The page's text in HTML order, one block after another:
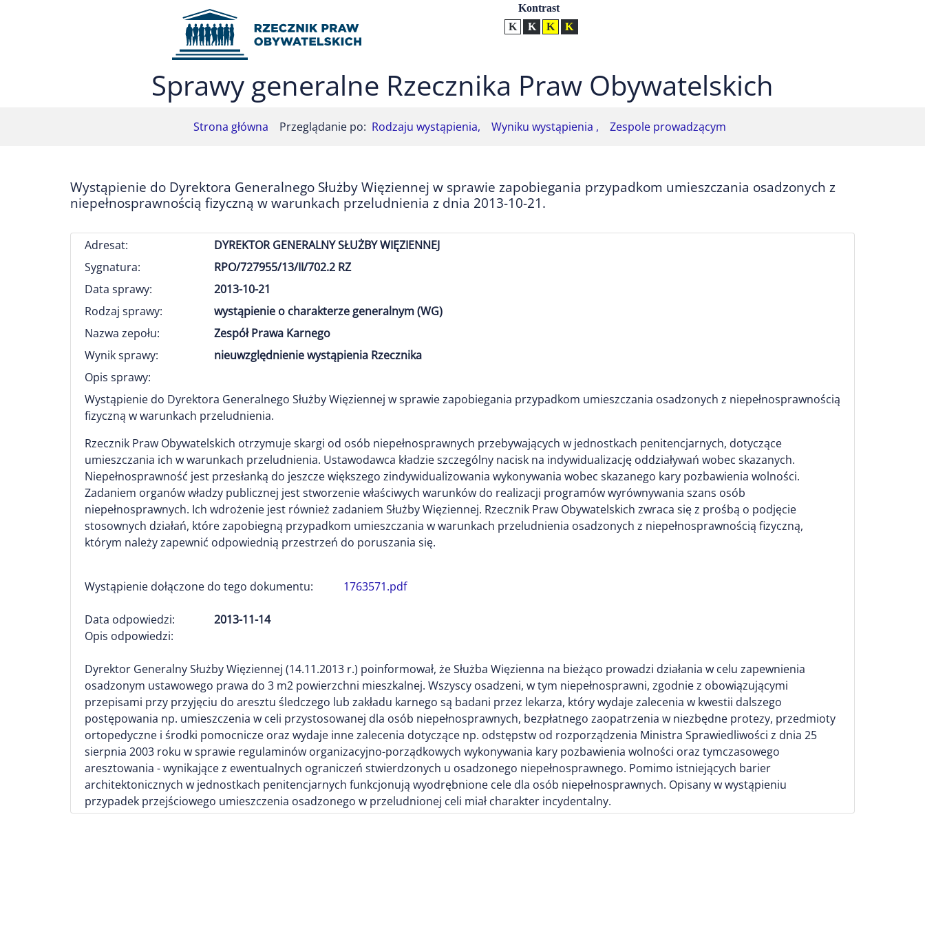
Przejdź do menu głównego (nacisnij Enter)
Przejdź do mapy serwisu (nacisnij Enter) UstawieniaKontrast
Kontrast normalny
Kontrast biały tekst na czarnym
Kontrast czarny tekst na żółtym
Sprawy generalne Rzecznika Praw Obywatelskich
Strona główna Przeglądanie po: Rodzaju wystąpienia, Wyniku wystąpienia , Zespole prowadzącym
Wystąpienie do Dyrektora Generalnego Służby Więziennej w sprawie zapobiegania przypadkom umieszczania osadzonych z
niepełnosprawnością fizyczną w warunkach przeludnienia z dnia 2013-10-21.
Adresat:
DYREKTOR GENERALNY SŁUŻBY WIĘZIENNEJ
Sygnatura:
RPO/727955/13/II/702.2 RZ
Data sprawy:
2013-10-21
Rodzaj sprawy:
wystąpienie o charakterze generalnym (WG)
Nazwa zepołu:
Zespół Prawa Karnego
Wynik sprawy:
nieuwzględnienie wystąpienia Rzecznika
Opis sprawy:
Wystąpienie do Dyrektora Generalnego Służby Więziennej w sprawie zapobiegania przypadkom umieszczania osadzonych z niepełnosprawnością
fizyczną w warunkach przeludnienia.
Rzecznik Praw Obywatelskich otrzymuje skargi od osób niepełnosprawnych przebywających w jednostkach penitencjarnych, dotyczące
umieszczania ich w warunkach przeludnienia. Ustawodawca kładzie szczególny nacisk na indywidualizację oddziaływań wobec skazanych.
Niepełnosprawność jest przesłanką do jeszcze większego zindywidualizowania wykonywania wobec skazanego kary pozbawienia wolności.
Zadaniem organów władzy publicznej jest stworzenie właściwych warunków do realizacji programów wyrównywania szans osób
niepełnosprawnych. Ich wdrożenie jest również zadaniem Służby Więziennej. Rzecznik Praw Obywatelskich zwraca się z prośbą o podjęcie
stosownych działań, które zapobiegną przypadkom umieszczania w warunkach przeludnienia osadzonych z niepełnosprawnością fizyczną,
którym należy zapewnić odpowiednią przestrzeń do poruszania się.
Wystąpienie dołączone do tego dokumentu: 1763571.pdf
Data odpowiedzi:
2013-11-14
Opis odpowiedzi:
Dyrektor Generalny Służby Więziennej (14.11.2013 r.) poinformował, że Służba Więzienna na bieżąco prowadzi działania w celu zapewnienia
osadzonym ustawowego prawa do 3 m2 powierzchni mieszkalnej. Wszyscy osadzeni, w tym niepełnosprawni, zgodnie z obowiązującymi
przepisami przy przyjęciu do aresztu śledczego lub zakładu karnego są badani przez lekarza, który wydaje zalecenia w kwestii dalszego
postępowania np. umieszczenia w celi przystosowanej dla osób niepełnosprawnych, bezpłatnego zaopatrzenia w niezbędne protezy, przedmioty
ortopedyczne i środki pomocnicze oraz wydaje inne zalecenia dotyczące np. odstępstw od rozporządzenia Ministra Sprawiedliwości z dnia 25
sierpnia 2003 roku w sprawie regulaminów organizacyjno-porządkowych wykonywania kary pozbawienia wolności oraz tymczasowego
aresztowania - wynikające z ewentualnych ograniczeń stwierdzonych u osadzonego niepełnosprawnego. Pomimo istniejących barier
architektonicznych w jednostkach penitencjarnych funkcjonują wyodrębnione cele dla osób niepełnosprawnych. Opisany w wystąpieniu
przypadek przejściowego umieszczenia osadzonego w przeludnionej celi miał charakter incydentalny.